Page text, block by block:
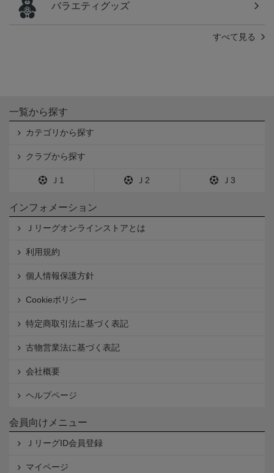
バラエティグッズ
すべて見る
一覧から探す
カテゴリから探す
クラブから探す
Ｊ1 Ｊ2 Ｊ3
インフォメーション
Ｊリーグオンラインストアとは
利用規約
個人情報保護方針
Cookieポリシー
特定商取引法に基づく表記
古物営業法に基づく表記
会社概要
ヘルプページ
会員向けメニュー
ＪリーグID会員登録
マイページ